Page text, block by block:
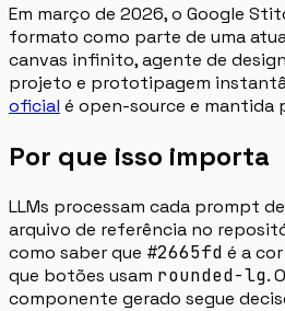
Em março de 2026, o Google
formato como parte de uma
canvas infinito, agente de
projeto e prototipagem
oficial é open-source e mantida
Por que isso importa
LLMs processam cada prompt
arquivo de referência no
como saber que #2665fd é a
que botões usam rounded-lg.
componente gerado segue